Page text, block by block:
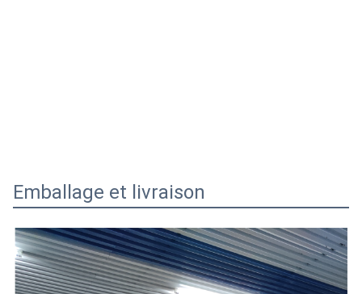
Emballage et livraison